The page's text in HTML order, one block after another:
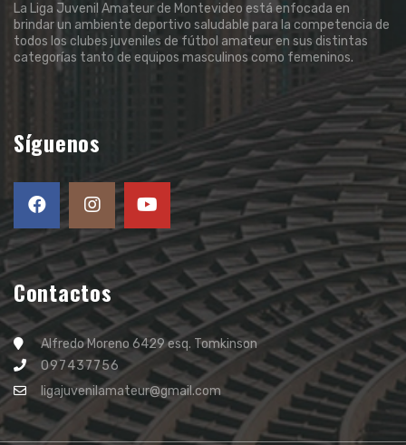
La Liga Juvenil Amateur de Montevideo está enfocada en
brindar un ambiente deportivo saludable para la competencia de
todos los clubes juveniles de fútbol amateur en sus distintas
categorías tanto de equipos masculinos como femeninos.
Síguenos
Contactos
Alfredo Moreno 6429 esq. Tomkinson
097437756
ligajuvenilamateur@gmail.com